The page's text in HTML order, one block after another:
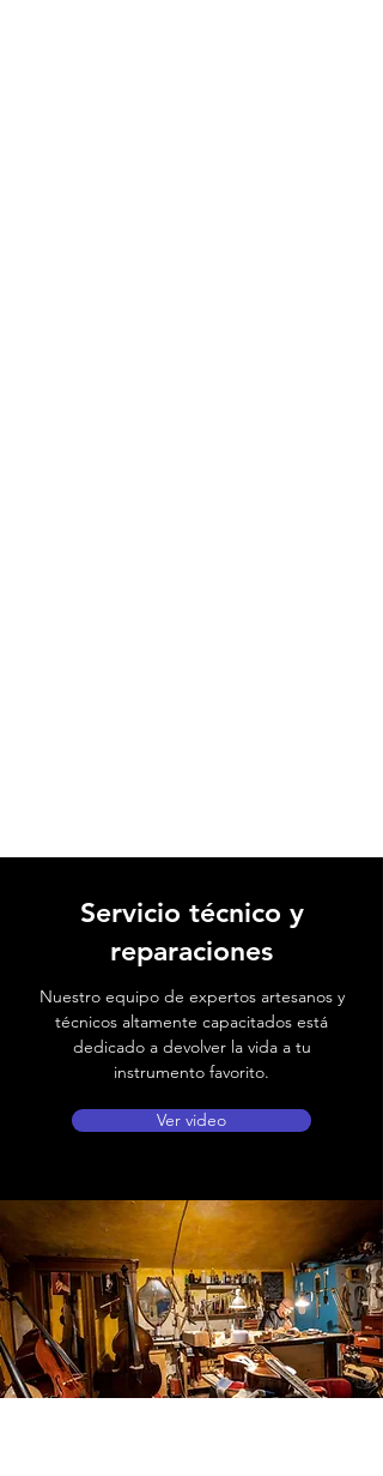
Servicio técnico y
reparaciones
Nuestro equipo de expertos artesanos y
técnicos altamente capacitados está
dedicado a devolver la vida a tu
instrumento favorito.
Ver video